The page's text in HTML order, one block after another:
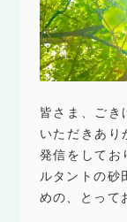
皆さま、ごき
いただきあ
発信をしてお
ルタントの砂
めの、とっ